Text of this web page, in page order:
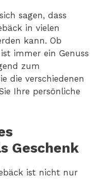
sagen, dass
in vielen
kann. Ob
immer ein Genuss
zum
die verschiedenen
Ihre persönliche
Geschenk
ist nicht nur